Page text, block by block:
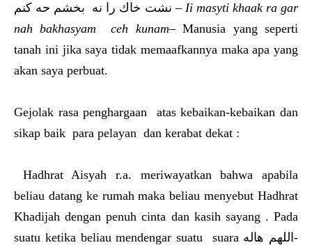
نشت خاك را نه بخشم حه كنم – Iimasyti khaak ra gar
nah bakhasyam ceh kunam– Manusia yang seperti
tanah ini jika saya tidak memaafkannya maka apa yang
akan saya perbuat.
Gejolak rasa penghargaan atas kebaikan-kebaikan dan
sikap baik para pelayan dan kerabat dekat :
Hadhrat Aisyah r.a. meriwayatkan bahwa apabila
beliau datang ke rumah maka beliau menyebut Hadhrat
Khadijah dengan penuh cinta dan kasih sayang . Pada
suatu ketika beliau mendengar suatu suara اللهم هاله-